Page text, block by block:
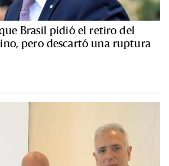
Brasil pidió el retiro del
pero descartó una ruptura